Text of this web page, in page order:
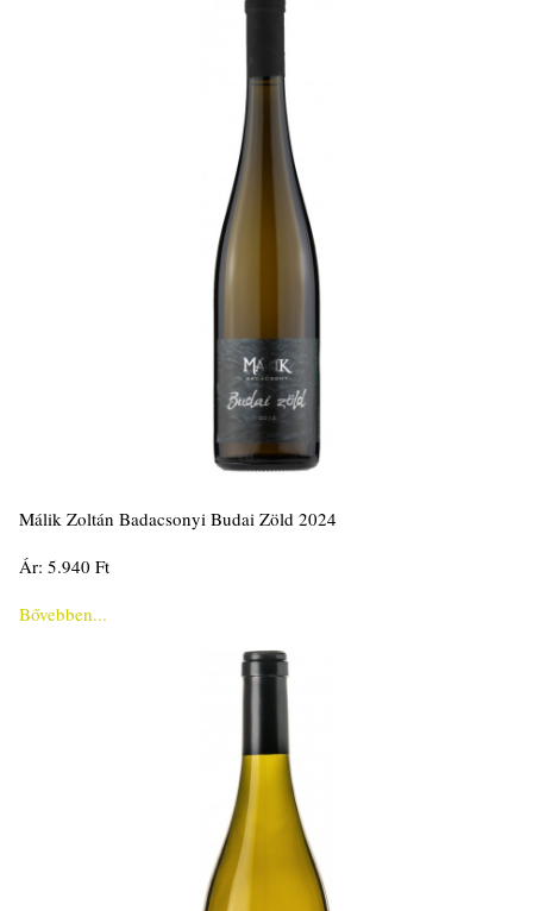
Málik Zoltán Badacsonyi Budai Zöld 2024
Ár: 5.940 Ft
Bővebben...